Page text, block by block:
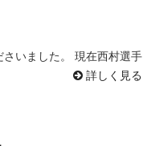
いました。 現在西村選手
詳しく見る